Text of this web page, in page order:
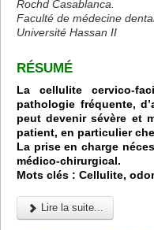
Rochd Casablanca.
Faculté de médecine
Université Hassan II
RÉSUMÉ
La cellulite cervico-
pathologie fréquente,
peut devenir sévère et
patient, en particulier
La prise en charge
médico-chirurgical.
Mots clés : Cellulite,
Lire la suite...